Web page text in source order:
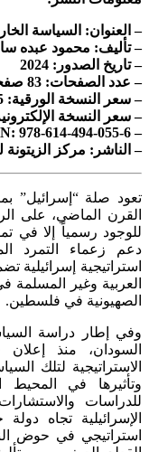
– العنوان: السياسة
– تأليف: محمود عبده
– تاريخ الصدور: 2024
– عدد الصفحات: 83 صفحة
– سعر النسخة الورقية: 5$
– سعر النسخة الإلكترونية:
– ISBN: 978-614-494-055-6
– الناشر: مركز
تعود صلة “إسرائيل”
القرن الماضي، على
دعم زعماء التمرد
استراتيجية إسرائيلية
العربية وغير المسلمة
الصهيونية في فلسطين.
وفي إطار دراسة
الاستراتيجية لتلك
وتأثيرها في المحيط
للدراسات
الإسرائيلية تجاه